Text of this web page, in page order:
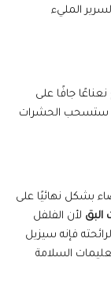
المليء
جافًا على
ستسحب الحشرات
بشكل نهائيًا على
البق لأن الفلفل
فإنه سيزيل
السلامة